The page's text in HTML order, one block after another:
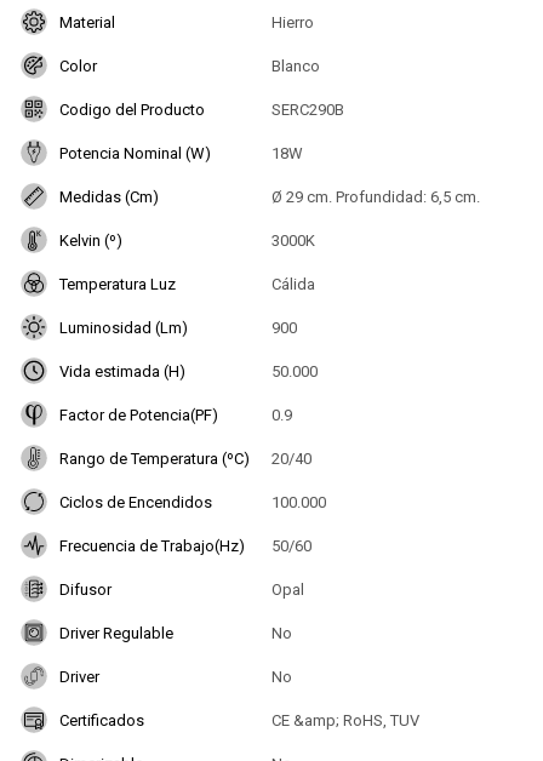
Material Hierro
Color Blanco
Codigo del Producto SERC290B
Potencia Nominal (W) 18W
Medidas (Cm) Ø 29 cm. Profundidad: 6,5 cm.
Kelvin (º) 3000K
Temperatura Luz Cálida
Luminosidad (Lm) 900
Vida estimada (H) 50.000
Factor de Potencia(PF) 0.9
Rango de Temperatura (ºC) 20/40
Ciclos de Encendidos 100.000
Frecuencia de Trabajo(Hz) 50/60
Difusor Opal
Driver Regulable No
Driver No
Certificados CE &amp; RoHS, TUV